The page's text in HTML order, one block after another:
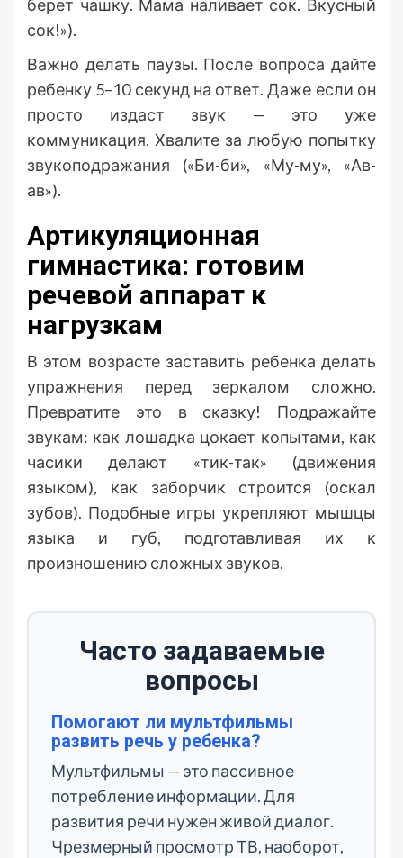
берет чашку. Мама наливает сок. Вкусный
сок!»).
Важно делать паузы. После вопроса дайте
ребенку 5–10 секунд на ответ. Даже если он
просто издаст звук — это уже
коммуникация. Хвалите за любую попытку
звукоподражания («Би-би», «Му-му», «Ав-
ав»).
Артикуляционная
гимнастика: готовим
речевой аппарат к
нагрузкам
В этом возрасте заставить ребенка делать
упражнения перед зеркалом сложно.
Превратите это в сказку! Подражайте
звукам: как лошадка цокает копытами, как
часики делают «тик-так» (движения
языком), как заборчик строится (оскал
зубов). Подобные игры укрепляют мышцы
языка и губ, подготавливая их к
произношению сложных звуков.
Часто задаваемые
вопросы
Помогают ли мультфильмы
развить речь у ребенка?
Мультфильмы — это пассивное
потребление информации. Для
развития речи нужен живой диалог.
Чрезмерный просмотр ТВ, наоборот,